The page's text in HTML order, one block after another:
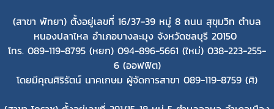
(สาขา พัทยา) ตั้งอยู่เลขที่ 16/37-39 หมู่ 8 ถนน สุขุมวิท ตำบล
หนองปลาไหล อำเภอบางละมุง จังหวัดชลบุรี 20150
โทร. 089-119-8795 (หยก) 094-896-5661 (ใหม่) 038-223-255-
6 (ออฟฟิต)
โดยมีคุณศิริรัตน์ นาคเกษม ผู้จัดการสาขา 089-119-8759 (ศิ)